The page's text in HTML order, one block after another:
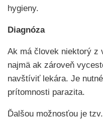
hygieny.
Diagnóza
Ak má človek niektorý z
najmä ak zároveň
navštíviť lekára. Je
prítomnosti parazita.
Ďalšou možnosťou je